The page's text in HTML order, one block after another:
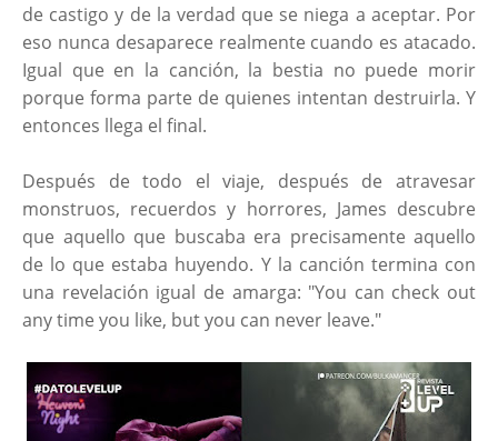
de castigo y de la verdad que se niega a aceptar. Por
eso nunca desaparece realmente cuando es atacado.
Igual que en la canción, la bestia no puede morir
porque forma parte de quienes intentan destruirla. Y
entonces llega el final.
Después de todo el viaje, después de atravesar
monstruos, recuerdos y horrores, James descubre
que aquello que buscaba era precisamente aquello
de lo que estaba huyendo. Y la canción termina con
una revelación igual de amarga: "You can check out
any time you like, but you can never leave."